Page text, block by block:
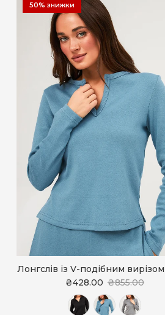
50% знижки
Лонгслів із V-подібним
₴428.00 ₴855.00